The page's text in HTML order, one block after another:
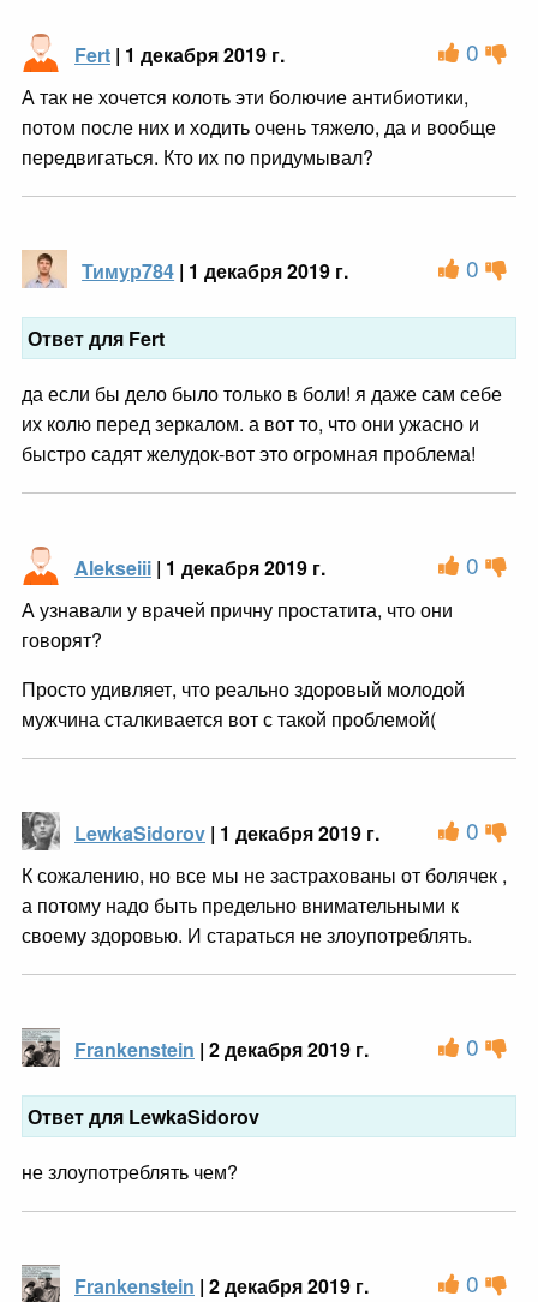
Fert | 1 декабря 2019 г. 0
А так не хочется колоть эти болючие антибиотики,
потом после них и ходить очень тяжело, да и вообще
передвигаться. Кто их по придумывал?
Тимур784 | 1 декабря 2019 г. 0
Ответ для Fert
да если бы дело было только в боли! я даже сам себе
их колю перед зеркалом. а вот то, что они ужасно и
быстро садят желудок-вот это огромная проблема!
Alekseiii | 1 декабря 2019 г. 0
А узнавали у врачей причну простатита, что они
говорят?
Просто удивляет, что реально здоровый молодой
мужчина сталкивается вот с такой проблемой(
LewkaSidorov | 1 декабря 2019 г. 0
К сожалению, но все мы не застрахованы от болячек ,
а потому надо быть предельно внимательными к
своему здоровью. И стараться не злоупотреблять.
Frankenstein | 2 декабря 2019 г. 0
Ответ для LewkaSidorov
не злоупотреблять чем?
Frankenstein | 2 декабря 2019 г. 0